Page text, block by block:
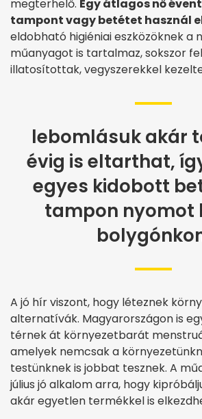
megterhelő. Egy átlagos nő
tampont vagy betétet használ
eldobható higiéniai eszközöknek a
műanyagot is tartalmaz, sokszor
illatosítottak, vegyszerekkel
lebomlásuk akár
évig is eltarthat,
egyes kidobott
tampon nyomot
A jó hír viszont, hogy léteznek
alternatívák. Magyarországon is
térnek át környezetbarát
amelyek nemcsak a
testünknek is jobbat tesznek. A
július jó alkalom arra, hogy
akár egyetlen termékkel is